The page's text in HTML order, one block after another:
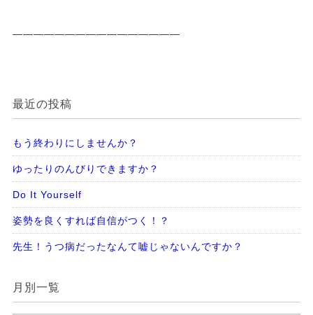
————————————————
最近の投稿
もう終わりにしませんか？
ゆったりのんびりできますか？
Do It Yourself
姿勢を良くすれば自信がつく！？
先生！うつ病だったなんて嘘じゃないんですか？
月別一覧